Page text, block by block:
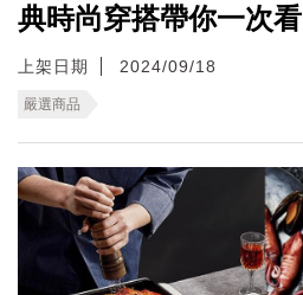
典時尚穿搭帶你一次看
上架日期 2024/09/18
嚴選商品